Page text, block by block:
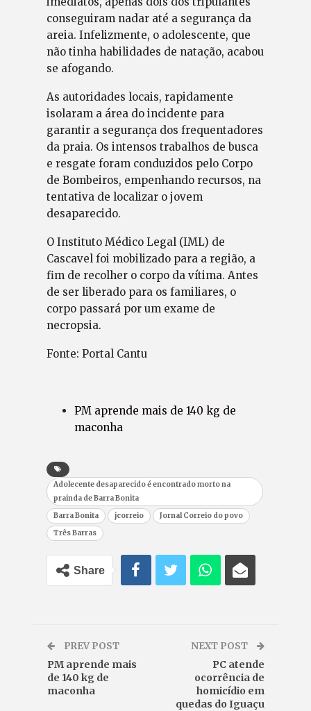
conseguiram nadar até a segurança da
areia. Infelizmente, o adolescente, que
não tinha habilidades de natação, acabou
se afogando.
As autoridades locais, rapidamente
isolaram a área do incidente para
garantir a segurança dos frequentadores
da praia. Os intensos trabalhos de busca
e resgate foram conduzidos pelo Corpo
de Bombeiros, empenhando recursos, na
tentativa de localizar o jovem
desaparecido.
O Instituto Médico Legal (IML) de
Cascavel foi mobilizado para a região, a
fim de recolher o corpo da vítima. Antes
de ser liberado para os familiares, o
corpo passará por um exame de
necropsia.
Fonte: Portal Cantu
PM aprende mais de 140 kg de
maconha
Adolecente desaparecido é encontrado morto na
prainda de Barra Bonita
Barra Bonita
jcorreio
Jornal Correio do povo
Três Barras
Share
PREV POST
PM aprende mais
de 140 kg de
maconha
NEXT POST
PC atende
ocorrência de
homicídio em
quedas do Iguaçu